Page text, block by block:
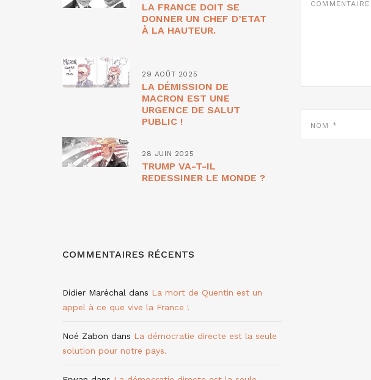
LA FRANCE DOIT SE
DONNER UN CHEF D’ETAT
À LA HAUTEUR.
29 AOÛT 2025
LA DÉMISSION DE
MACRON EST UNE
URGENCE DE SALUT
PUBLIC !
28 JUIN 2025
TRUMP VA-T-IL
REDESSINER LE MONDE ?
COMMENTAIRES RÉCENTS
Didier Maréchal dans La mort de Quentin est un
appel à ce que vive la France !
Noé Zabon dans La démocratie directe est la seule
solution pour notre pays.